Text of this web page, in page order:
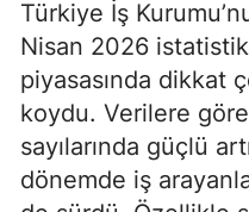
Türkiye İş
Nisan 2026
piyasasında dikkat
koydu. Verilere
sayılarında güçlü
dönemde iş